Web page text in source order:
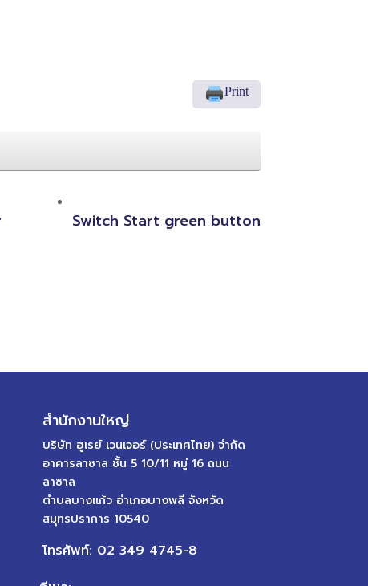
Print
Switch Start green button
สำนักงานใหญ่
บริษัท ฮูเรย์ เวนเจอร์ (ประเทศไทย) จำกัด
อาคารลาซาล ชั้น 5 10/11 หมู่ 16 ถนน
ลาซาล
ตำบลบางแก้ว อำเภอบางพลี จังหวัด
สมุทรปราการ 10540
โทรศัพท์: 02 349 4745-8